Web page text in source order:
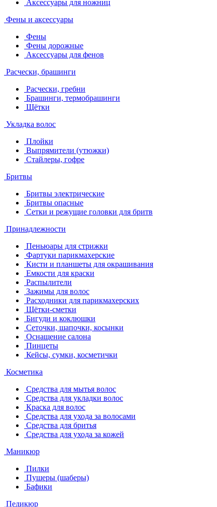
Аксессуары для ножниц
Фены и аксессуары
Фены
Фены дорожные
Аксессуары для фенов
Расчески, брашинги
Расчески, гребни
Брашинги, термобрашинги
Щётки
Укладка волос
Плойки
Выпрямители (утюжки)
Стайлеры, гофре
Бритвы
Бритвы электрические
Бритвы опасные
Сетки и режущие головки для бритв
Принадлежности
Пеньюары для стрижки
Фартуки парикмахерские
Кисти и планшеты для окрашивания
Емкости для краски
Распылители
Зажимы для волос
Расходники для парикмахерских
Щётки-сметки
Бигуди и коклюшки
Сеточки, шапочки, косынки
Оснащение салона
Пинцеты
Кейсы, сумки, косметички
Косметика
Средства для мытья волос
Средства для укладки волос
Краска для волос
Средства для ухода за волосами
Средства для бритья
Средства для ухода за кожей
Маникюр
Пилки
Пушеры (шаберы)
Бафики
Педикюр